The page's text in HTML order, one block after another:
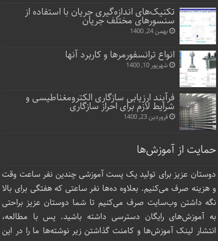
تکنیک‌های اندازه‌گیری جریان با استفاده از
سنسورهای مختلف جریان
بهمن 24, 1400
انواع ترانسفورمرها و کاربرد آنها
شهریور 10, 1400
فرآیند ارزیابی سازگاری الکترومغناطیسی و
شرایط لازم برای احراز سازگاری
فروردین 23, 1400
حمایت از آموزش‌ها
دوستان عزیز برای تولید یک پست آموزشی چندین نفر ساعت‌ وقت
و هزینه صرف می‌کنیم. بعلاوه ده‌ها نفر ساعتی که هفتگی برای بالا
نگه داشتن وب‌سایت صرف ‌می‌کنیم تا شما دوستان عزیز براحتی
به آموزش‌های رایگان دسترسی داشته باشید. پس با مطالعه،
انتشار لینک‌ آموزش‌ها و کامنت گذاشتن زیر نوشته‌‌ها ما را در این